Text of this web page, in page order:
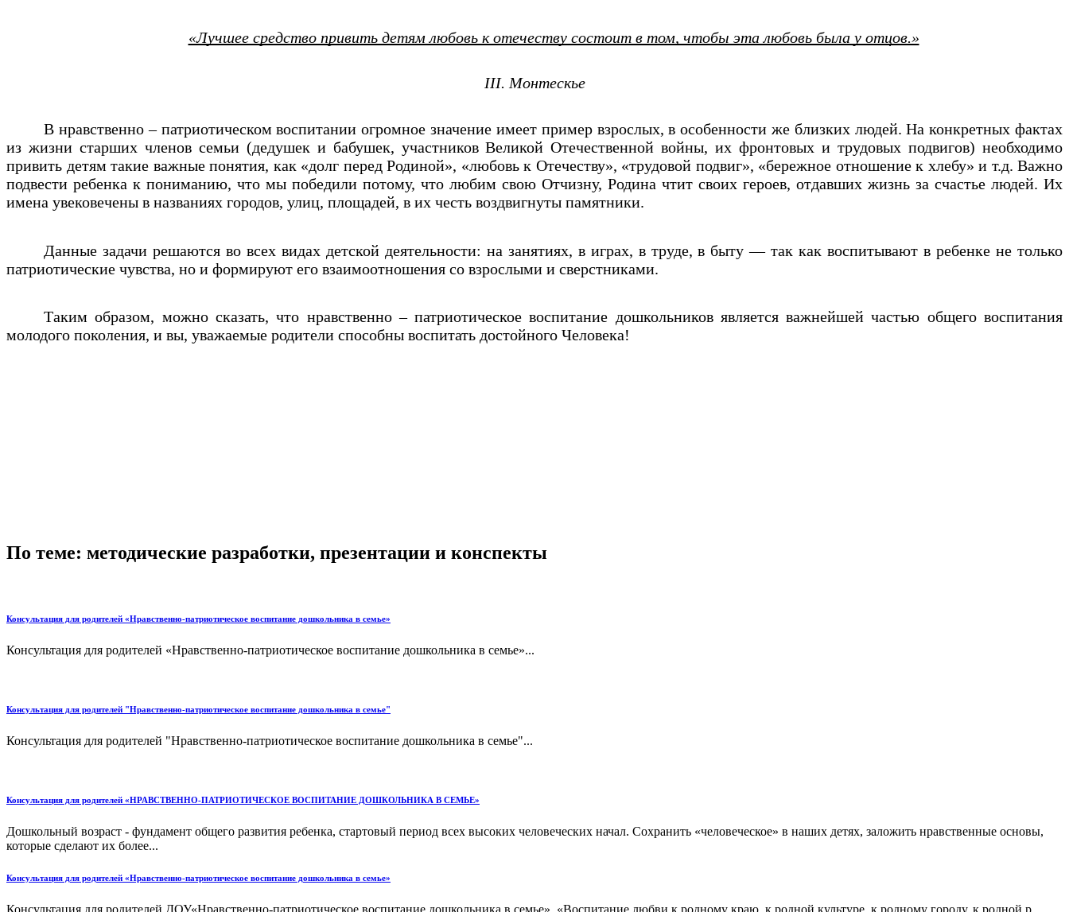
«Лучшее средство привить детям любовь к отечеству состоит в том, чтобы эта любовь была у отцов.»
III. Монтескье
В нравственно – патриотическом воспитании огромное значение имеет пример взрослых, в особенности же близких людей. На конкретных фактах
из жизни старших членов семьи (дедушек и бабушек, участников Великой Отечественной войны, их фронтовых и трудовых подвигов) необходимо
привить детям такие важные понятия, как «долг перед Родиной», «любовь к Отечеству», «трудовой подвиг», «бережное отношение к хлебу» и т.д. Важно
подвести ребенка к пониманию, что мы победили потому, что любим свою Отчизну, Родина чтит своих героев, отдавших жизнь за счастье людей. Их
имена увековечены в названиях городов, улиц, площадей, в их честь воздвигнуты памятники.
Данные задачи решаются во всех видах детской деятельности: на занятиях, в играх, в труде, в быту — так как воспитывают в ребенке не только
патриотические чувства, но и формируют его взаимоотношения со взрослыми и сверстниками.
Таким образом, можно сказать, что нравственно – патриотическое воспитание дошкольников является важнейшей частью общего воспитания
молодого поколения, и вы, уважаемые родители способны воспитать достойного Человека!
По теме: методические разработки, презентации и конспекты
Консультация для родителей «Нравственно-патриотическое воспитание дошкольника в семье»
Консультация для родителей «Нравственно-патриотическое воспитание дошкольника в семье»...
Консультация для родителей "Нравственно-патриотическое воспитание дошкольника в семье"
Консультация для родителей "Нравственно-патриотическое воспитание дошкольника в семье"...
Консультация для родителей «НРАВСТВЕННО-ПАТРИОТИЧЕСКОЕ ВОСПИТАНИЕ ДОШКОЛЬНИКА В СЕМЬЕ»
Дошкольный возраст - фундамент общего развития ребенка, стартовый период всех высоких человеческих начал. Сохранить «человеческое» в наших детях, заложить нравственные основы,
которые сделают их более...
Консультация для родителей «Нравственно-патриотическое воспитание дошкольника в семье»
Консультация для родителей ДОУ«Нравственно-патриотическое воспитание дошкольника в семье» «Воспитание любви к родному краю, к родной культуре, к родному городу, к родной р...